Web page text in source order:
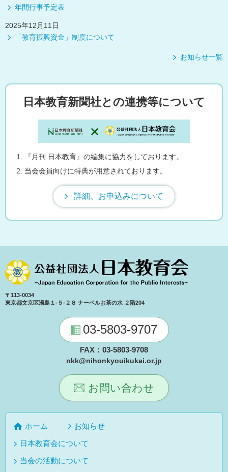
年間行事予定表
2025年12月11日
「教育振興資金」制度について
お知らせ一覧
日本教育新聞社との連携等について
『月刊 日本教育』の編集に協力をしております。
当会会員向けに特典が用意されております。
詳細、お申込みについて
〒113-0034
東京都文京区湯島１-５-２８ ナーベルお茶の水 ２階204
03-5803-9707
FAX：03-5803-9708
nkk@nihonkyouikukai.or.jp
お問い合わせ
ホーム
お知らせ
日本教育会について
当会の活動について